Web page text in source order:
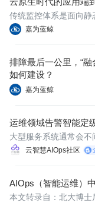
嘉为蓝鲸
传统监控体系是面向静
标视图，其前置条件
感知机制
排障最后一公里，“
如何建设？
嘉为蓝鲸
运维领域告警智能定
云智慧AIOps社区
大型服务系统通常会不
算范围内配备的工程
AIOps（智能运维）
料
本文转录自：北大博士